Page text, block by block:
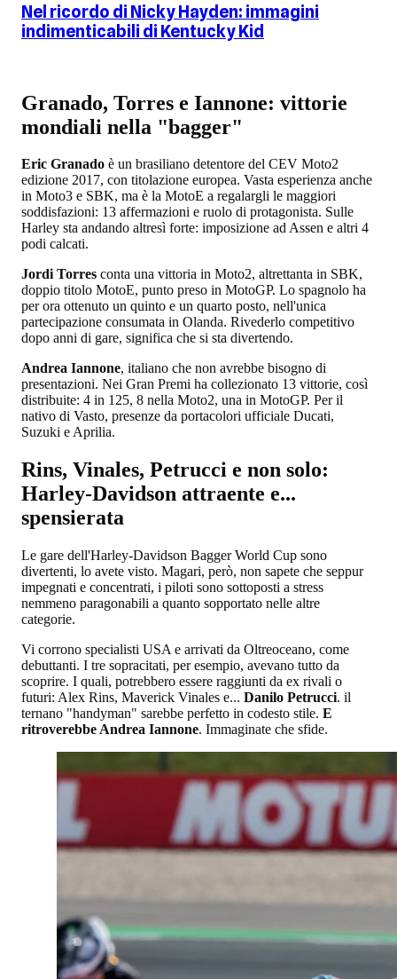
Nel ricordo di Nicky Hayden: immagini
indimenticabili di Kentucky Kid
Granado, Torres e Iannone: vittorie
mondiali nella "bagger"
Eric Granado è un brasiliano detentore del CEV Moto2
edizione 2017, con titolazione europea. Vasta esperienza anche
in Moto3 e SBK, ma è la MotoE a regalargli le maggiori
soddisfazioni: 13 affermazioni e ruolo di protagonista. Sulle
Harley sta andando altresì forte: imposizione ad Assen e altri 4
podi calcati.
Jordi Torres conta una vittoria in Moto2, altrettanta in SBK,
doppio titolo MotoE, punto preso in MotoGP. Lo spagnolo ha
per ora ottenuto un quinto e un quarto posto, nell'unica
partecipazione consumata in Olanda. Rivederlo competitivo
dopo anni di gare, significa che si sta divertendo.
Andrea Iannone, italiano che non avrebbe bisogno di
presentazioni. Nei Gran Premi ha collezionato 13 vittorie, così
distribuite: 4 in 125, 8 nella Moto2, una in MotoGP. Per il
nativo di Vasto, presenze da portacolori ufficiale Ducati,
Suzuki e Aprilia.
Rins, Vinales, Petrucci e non solo:
Harley-Davidson attraente e...
spensierata
Le gare dell'Harley-Davidson Bagger World Cup sono
divertenti, lo avete visto. Magari, però, non sapete che seppur
impegnati e concentrati, i piloti sono sottoposti a stress
nemmeno paragonabili a quanto sopportato nelle altre
categorie.
Vi corrono specialisti USA e arrivati da Oltreoceano, come
debuttanti. I tre sopracitati, per esempio, avevano tutto da
scoprire. I quali, potrebbero essere raggiunti da ex rivali o
futuri: Alex Rins, Maverick Vinales e... Danilo Petrucci. il
ternano "handyman" sarebbe perfetto in codesto stile. E
ritroverebbe Andrea Iannone. Immaginate che sfide.